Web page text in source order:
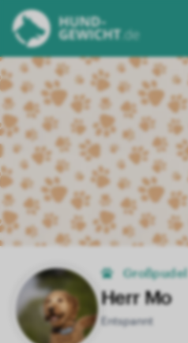
Großpudel
Herr Mo
Entspannt